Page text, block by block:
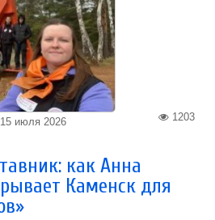
15 июля 2026 1203
как Анна
Каменск для